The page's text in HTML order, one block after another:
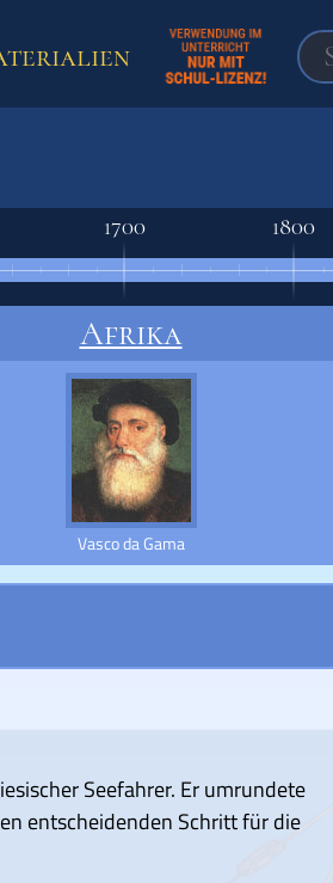
1700 1800
Afrika
Vasco da Gama
Seefahrer. Er umrundete
entscheidenden Schritt für die